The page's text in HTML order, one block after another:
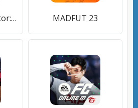
ArtistA Photo Editor: Мультфильм, Арт-камера MADFUT 23